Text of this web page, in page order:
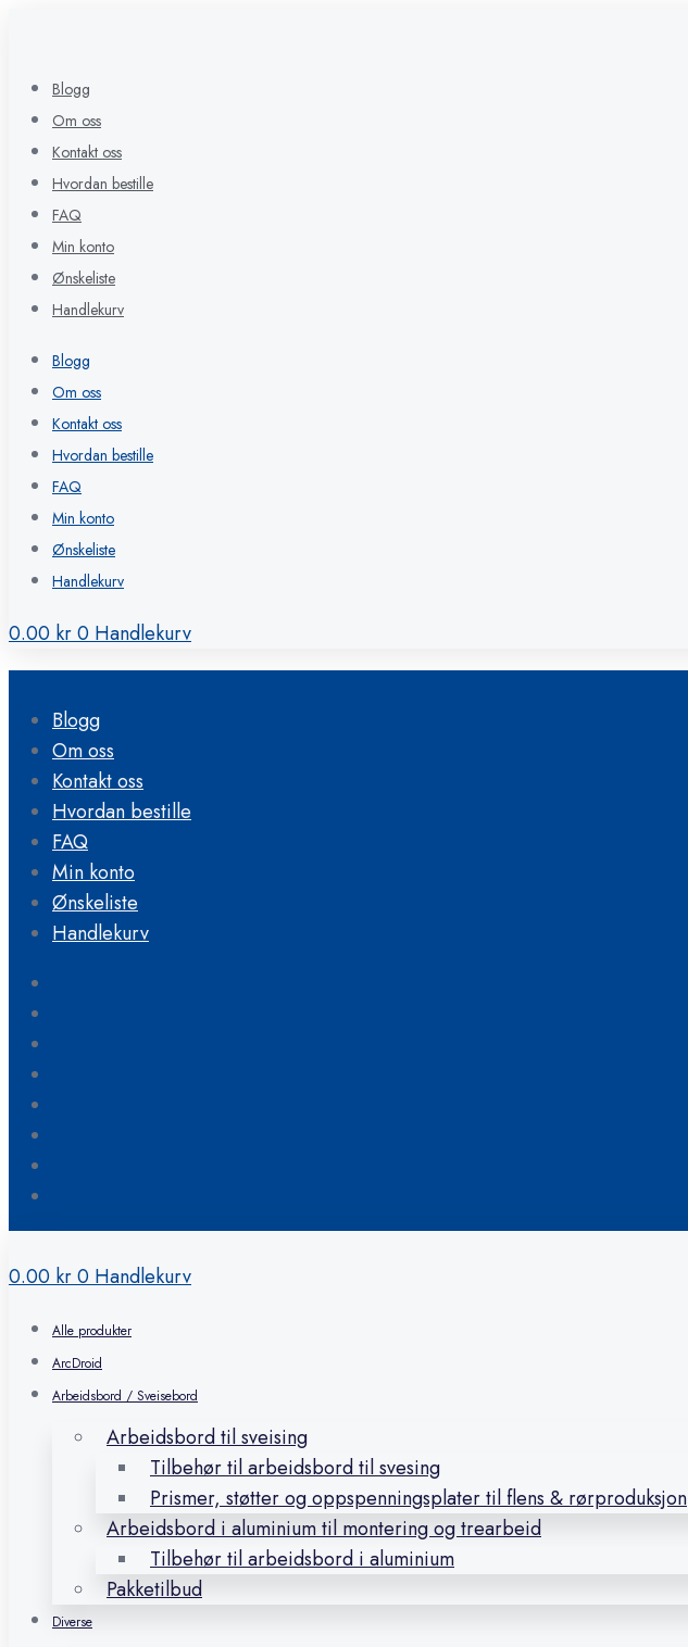
Blogg
Om oss
Kontakt oss
Hvordan bestille
FAQ
Min konto
Ønskeliste
Handlekurv
Blogg
Om oss
Kontakt oss
Hvordan bestille
FAQ
Min konto
Ønskeliste
Handlekurv
0.00kr0Handlekurv
Blogg
Om oss
Kontakt oss
Hvordan bestille
FAQ
Min konto
Ønskeliste
Handlekurv
0.00 kr0 Handlekurv
Alle produkter
ArcDroid
Arbeidsbord / Sveisebord
Arbeidsbord til sveising
Tilbehør til arbeidsbord til svesing
Prismer, støtter og oppspenningsplater til flens & rørproduksjon
Arbeidsbord i aluminium til montering og trearbeid
Tilbehør til arbeidsbord i aluminium
Pakketilbud
Diverse